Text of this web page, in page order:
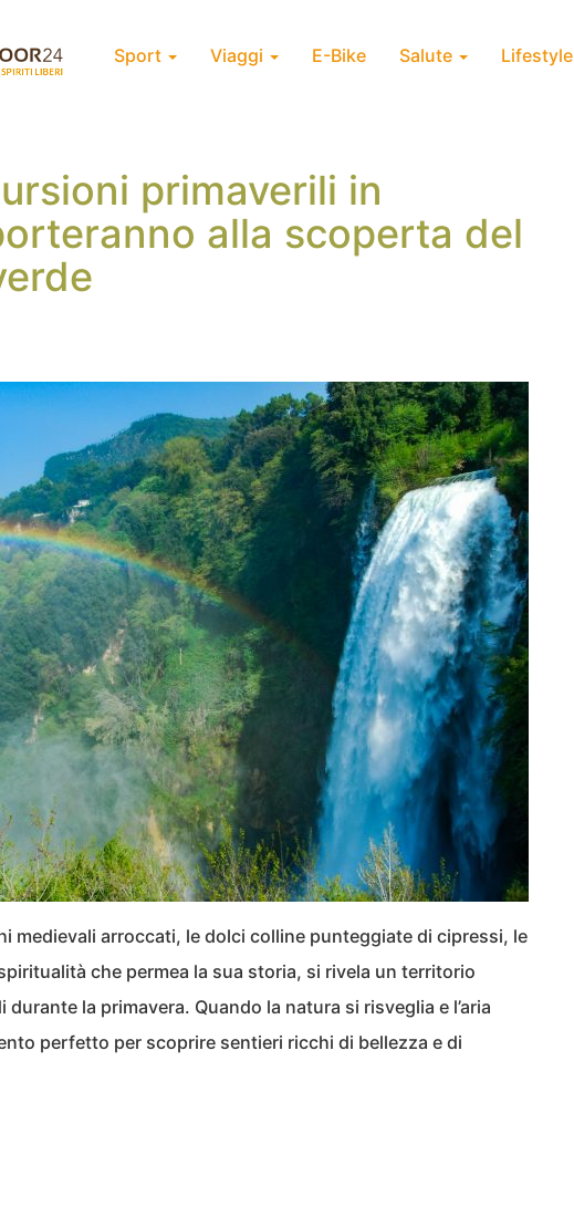
Sport Viaggi E-Bike Salute Lifestyle
primaverili in
alla scoperta del
medievali arroccati, le dolci colline punteggiate di cipressi, le
che permea la sua storia, si rivela un territorio
durante la primavera. Quando la natura si risveglia e l’aria
perfetto per scoprire sentieri ricchi di bellezza e di